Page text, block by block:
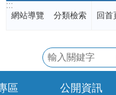
:::
網站導覽 分類檢索 回首
區 公開資訊